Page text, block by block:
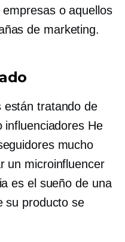
o aquellos
de marketing.
están tratando de
influenciadoresHe
mucho
un microinfluencer
es el sueño de una
su producto se